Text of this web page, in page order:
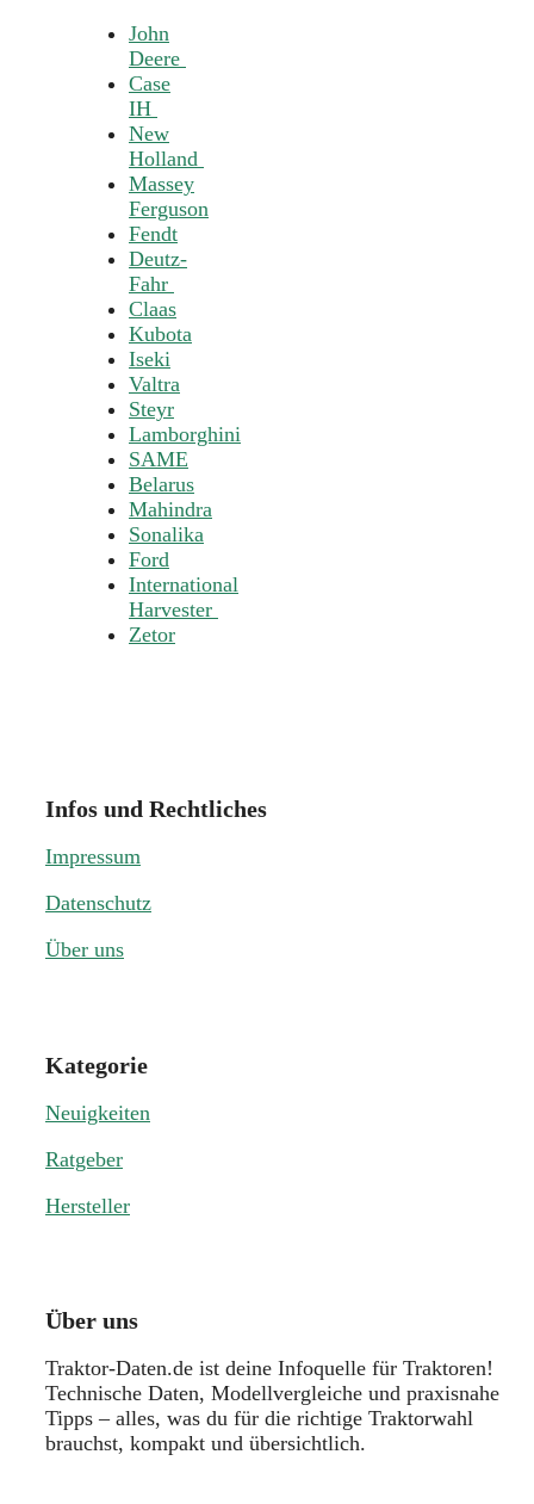
John
Deere
Case
IH
New
Holland
Massey
Ferguson
Fendt
Deutz-
Fahr
Claas
Kubota
Iseki
Valtra
Steyr
Lamborghini
SAME
Belarus
Mahindra
Sonalika
Ford
International
Harvester
Zetor
Infos und Rechtliches
Impressum
Datenschutz
Über uns
Kategorie
Neuigkeiten
Ratgeber
Hersteller
Über uns
Traktor-Daten.de ist deine Infoquelle für Traktoren!
Technische Daten, Modellvergleiche und praxisnahe
Tipps – alles, was du für die richtige Traktorwahl
brauchst, kompakt und übersichtlich.